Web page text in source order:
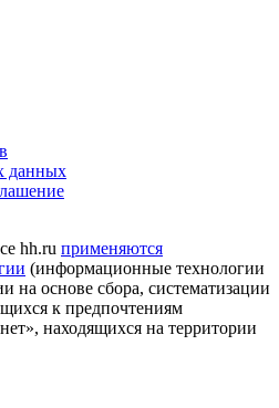
данных
hh.ru применяются
(информационные технологии
на основе сбора, систематизации
к предпочтениям
находящихся на территории